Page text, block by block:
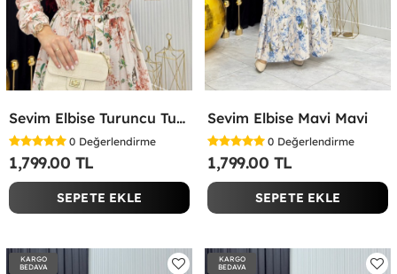
Sevim Elbise Turuncu Turuncu
0 Değerlendirme
1,799.00 TL
SEPETE EKLE
Sevim Elbise Mavi Mavi
0 Değerlendirme
1,799.00 TL
SEPETE EKLE
KARGO
BEDAVA
KARGO
BEDAVA